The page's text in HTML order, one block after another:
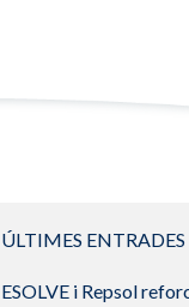
ÚLTIMES ENTRADES
ESOLVE i Repsol